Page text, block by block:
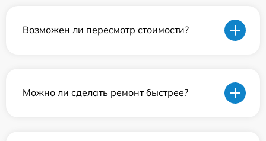
Возможен ли пересмотр стоимости?
Можно ли сделать ремонт быстрее?